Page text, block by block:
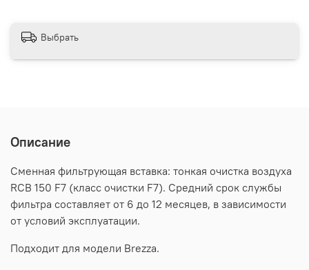
Выбрать
Описание
Сменная фильтрующая вставка: тонкая очистка воздуха
RCB 150 F7 (класс очистки F7). Средний срок службы
фильтра составляет от 6 до 12 месяцев, в зависимости
от условий эксплуатации.
Подходит для модели Brezza.